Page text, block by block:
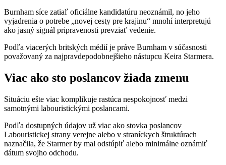
Burnham síce zatiaľ oficiálne kandidatúru neoznámil, no jeho
vyjadrenia o potrebe „novej cesty pre krajinu“ mnohí interpretujú
ako jasný signál pripravenosti prevziať vedenie.
Podľa viacerých britských médií je práve Burnham v súčasnosti
považovaný za najpravdepodobnejšieho nástupcu Keira Starmera.
Viac ako sto poslancov žiada zmenu
Situáciu ešte viac komplikuje rastúca nespokojnosť medzi
samotnými labouristickými poslancami.
Podľa dostupných údajov už viac ako stovka poslancov
Labouristickej strany verejne alebo v straníckych štruktúrach
naznačila, že Starmer by mal odstúpiť alebo minimálne oznámiť
dátum svojho odchodu.